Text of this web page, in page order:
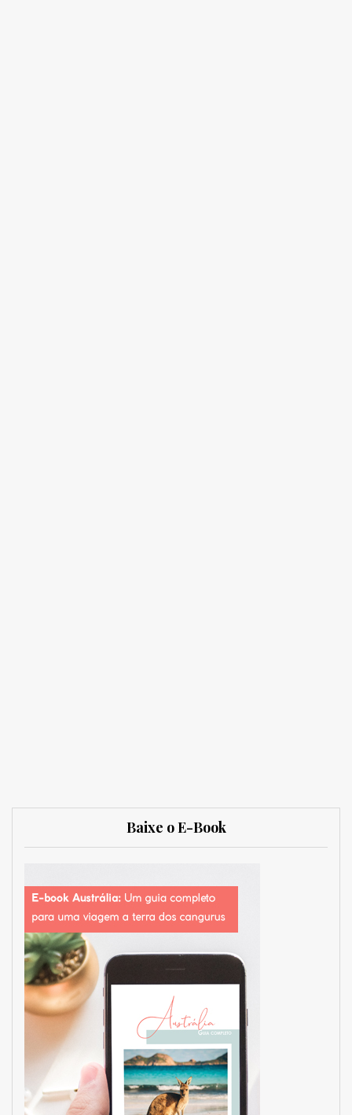
Baixe o E-Book